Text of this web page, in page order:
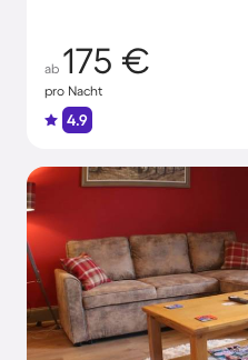
ab 175 €
pro Nacht
4.9